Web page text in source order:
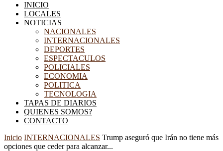
INICIO
LOCALES
NOTICIAS
NACIONALES
INTERNACIONALES
DEPORTES
ESPECTACULOS
POLICIALES
ECONOMIA
POLITICA
TECNOLOGIA
TAPAS DE DIARIOS
QUIENES SOMOS?
CONTACTO
Inicio INTERNACIONALES Trump aseguró que Irán no tiene más
opciones que ceder para alcanzar...